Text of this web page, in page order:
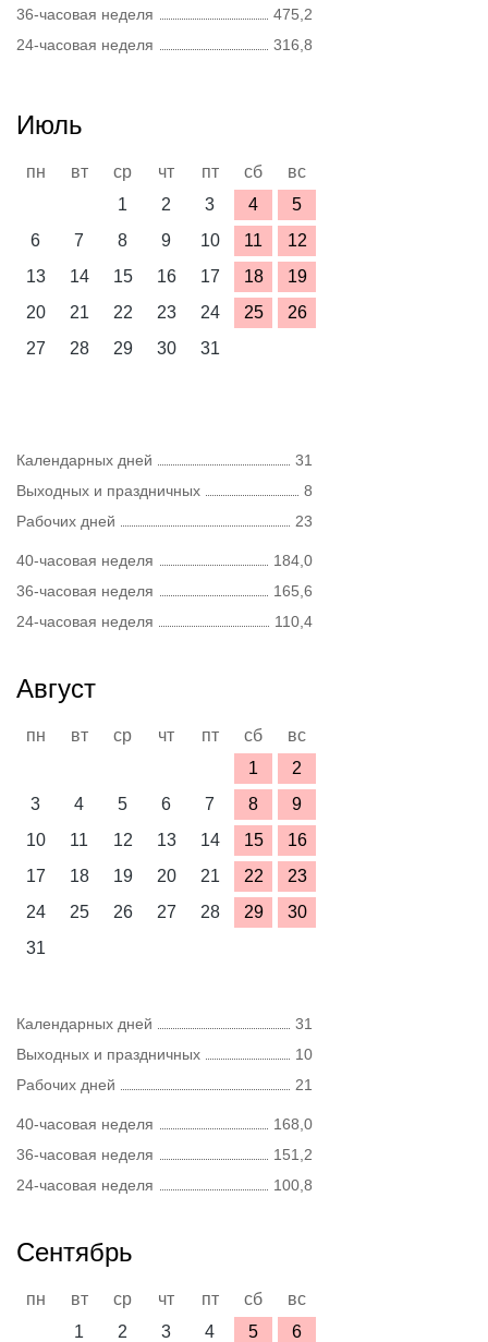
36-часовая неделя
475,2
24-часовая неделя
316,8
Июль
пн вт ср чт пт сб
вс
1
2 3 4
5
6
7 8 9 10 11
12
13
14 15 16 17 18
19
20
21 22 23 24 25
26
27
28 29 30 31
Календарных дней
31
Выходных и праздничных
8
Рабочих дней
23
40-часовая неделя
184,0
36-часовая неделя
165,6
24-часовая неделя
110,4
Август
пн вт ср чт пт сб
вс
1
2
3
4 5 6 7 8
9
10
11 12 13 14 15
16
17
18 19 20 21 22
23
24
25 26 27 28 29
30
31
Календарных дней
31
Выходных и праздничных
10
Рабочих дней
21
40-часовая неделя
168,0
36-часовая неделя
151,2
24-часовая неделя
100,8
Сентябрь
пн вт ср чт пт сб
вс
1
2 3 4 5
6